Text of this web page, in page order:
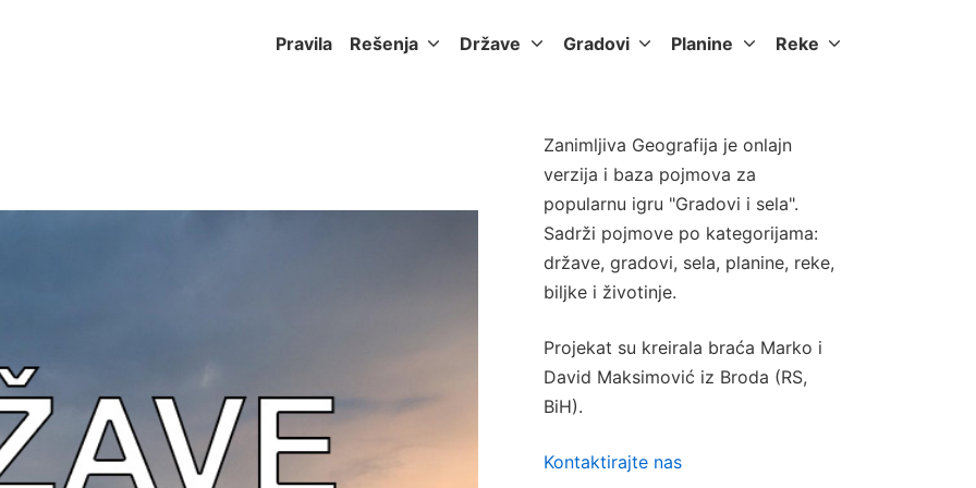
Pravila Rešenja Države Gradovi Planine Reke
Zanimljiva Geografija je onlajn
verzija i baza pojmova za
popularnu igru "Gradovi i sela".
Sadrži pojmove po kategorijama:
države, gradovi, sela, planine, reke,
biljke i životinje.
Projekat su kreirala braća Marko i
David Maksimović iz Broda (RS,
BiH).
Kontaktirajte nas